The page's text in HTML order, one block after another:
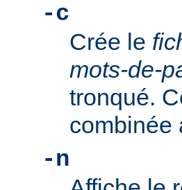
-c
Crée le
mots-de-
tronqué.
-n